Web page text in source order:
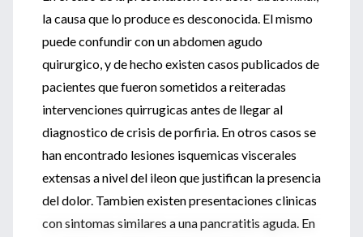
la causa que lo produce es desconocida. El mismo
puede confundir con un abdomen agudo
quirurgico, y de hecho existen casos publicados de
pacientes que fueron sometidos a reiteradas
intervenciones quirrugicas antes de llegar al
diagnostico de crisis de porfiria. En otros casos se
han encontrado lesiones isquemicas viscerales
extensas a nivel del ileon que justifican la presencia
del dolor. Tambien existen presentaciones clinicas
con sintomas similares a una pancratitis aguda. En